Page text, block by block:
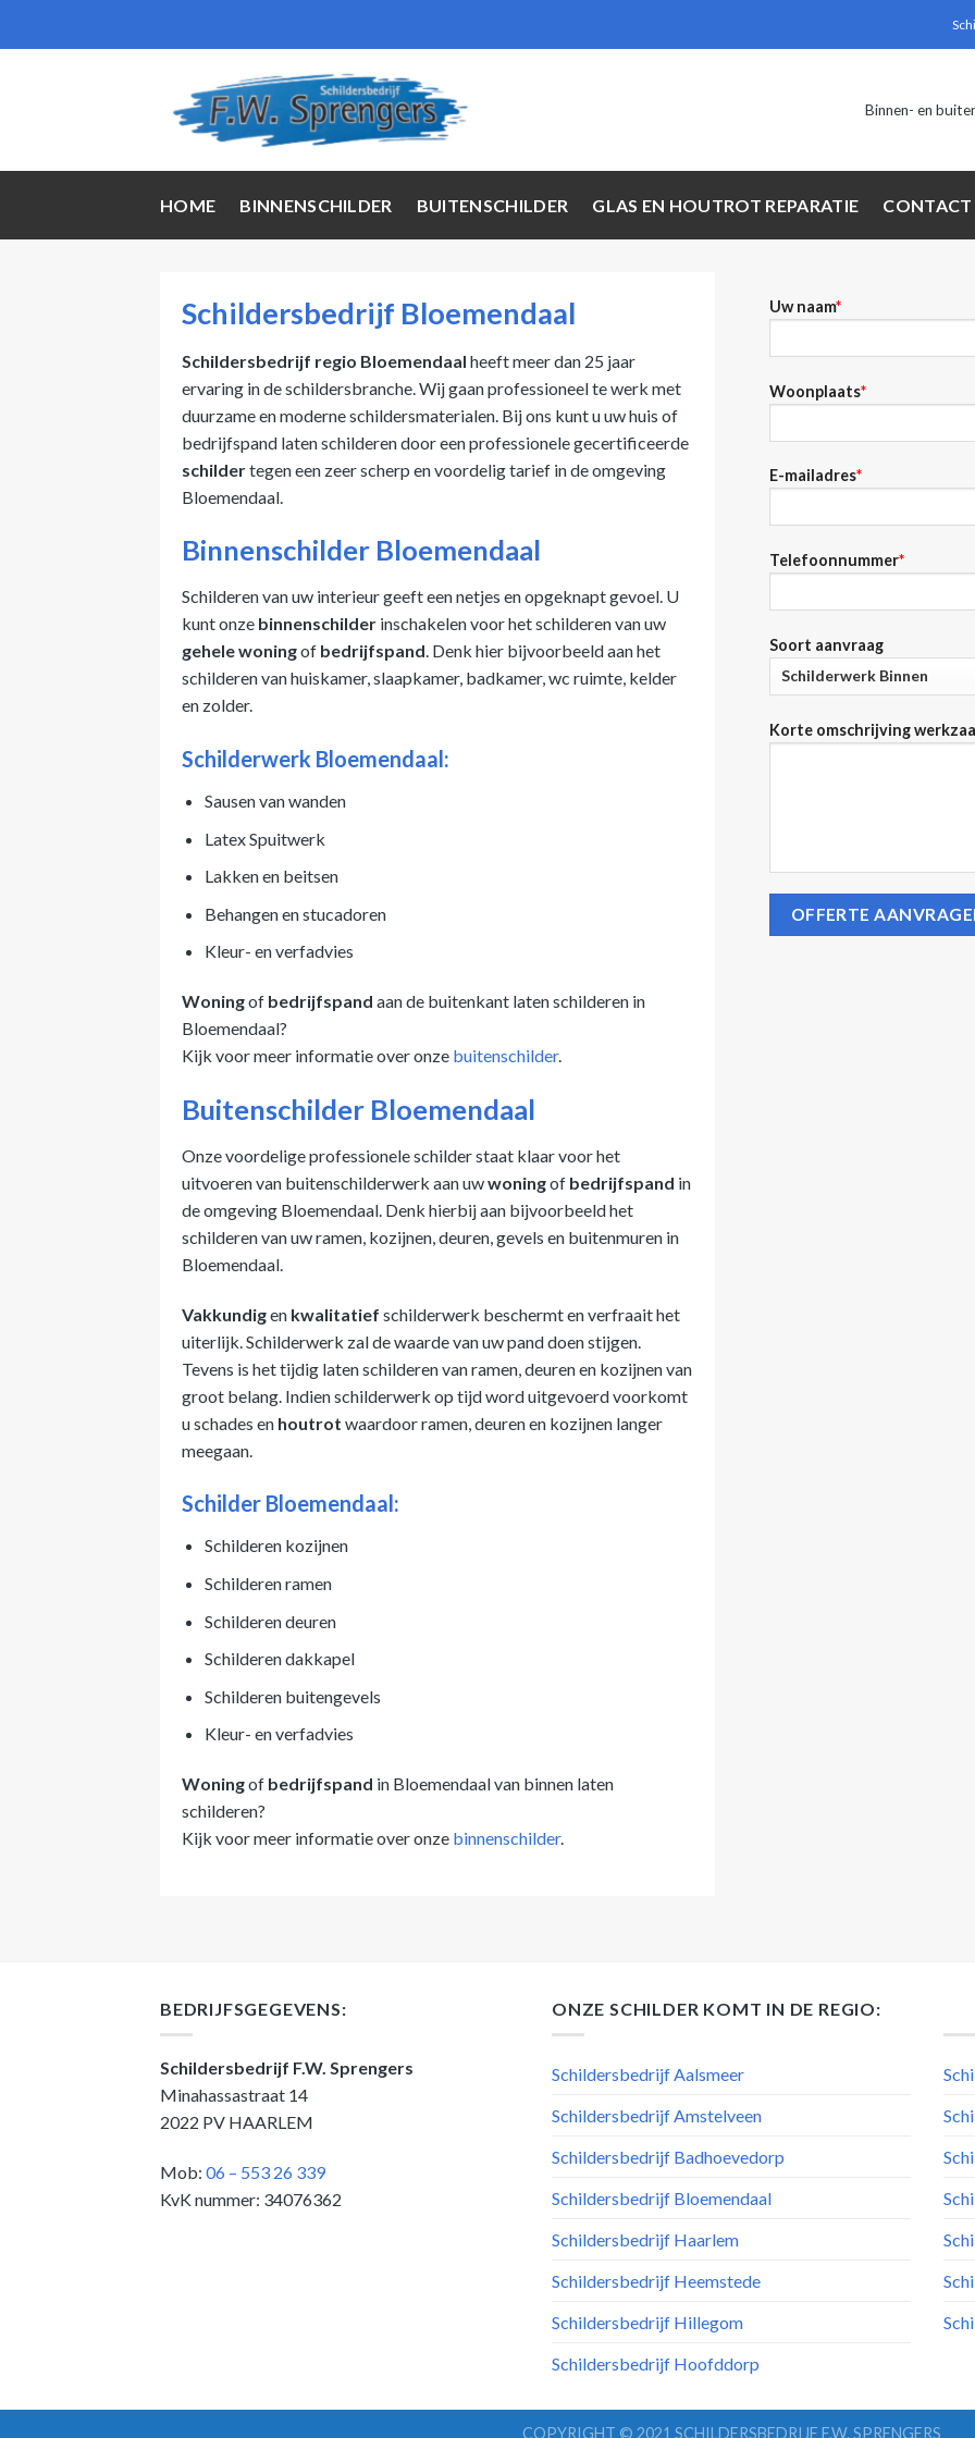
Binnen- en
HOME BINNENSCHILDER BUITENSCHILDER GLAS EN HOUTROT REPARATIE CONTACT
Schildersbedrijf Bloemendaal
Schildersbedrijf regio Bloemendaal heeft meer dan 25 jaar
ervaring in de schildersbranche. Wij gaan professioneel te werk met
duurzame en moderne schildersmaterialen. Bij ons kunt u uw huis of
bedrijfspand laten schilderen door een professionele gecertificeerde
schildertegen een zeer scherp en voordelig tarief in de omgeving
Bloemendaal.
Binnenschilder Bloemendaal
Schilderen van uw interieur geeft een netjes en opgeknapt gevoel. U
kunt onze binnenschilder inschakelen voor het schilderen van uw
gehele woningof bedrijfspand. Denk hier bijvoorbeeld aan het
schilderen van huiskamer, slaapkamer, badkamer, wc ruimte, kelder
en zolder.
Schilderwerk Bloemendaal:
Sausen van wanden
Latex Spuitwerk
Lakken en beitsen
Behangen en stucadoren
Kleur- en verfadvies
Woningof bedrijfspand aan de buitenkant laten schilderen in
Bloemendaal?
Kijk voor meer informatie over onze buitenschilder.
Buitenschilder Bloemendaal
Onze voordelige professionele schilder staat klaar voor het
uitvoeren van buitenschilderwerk aan uwwoningof bedrijfspand in
de omgeving Bloemendaal. Denk hierbij aan bijvoorbeeld het
schilderen van uw ramen, kozijnen, deuren, gevels en buitenmuren in
Bloemendaal.
Vakkundigen kwalitatief schilderwerk beschermt en verfraait het
uiterlijk. Schilderwerk zal de waarde van uw pand doen stijgen.
Tevens is het tijdig laten schilderen van ramen, deuren en kozijnen van
groot belang. Indien schilderwerk op tijd word uitgevoerd voorkomt
u schades en houtrot waardoor ramen, deuren en kozijnen langer
meegaan.
Schilder Bloemendaal:
Schilderen kozijnen
Schilderen ramen
Schilderen deuren
Schilderen dakkapel
Schilderen buitengevels
Kleur- en verfadvies
Woningof bedrijfspand in Bloemendaal van binnen laten
schilderen?
Kijk voor meer informatie over onze binnenschilder.
Uw naam*
Woonplaats*
E-mailadres*
Telefoonnummer*
Soort aanvraag
Korte omschrijving
BEDRIJFSGEGEVENS:
Schildersbedrijf F.W. Sprengers
Minahassastraat 14
2022 PV HAARLEM
Mob: 06 – 553 26 339
KvK nummer: 34076362
ONZE SCHILDER KOMT IN DE REGIO:
Schildersbedrijf Aalsmeer
Schildersbedrijf Amstelveen
Schildersbedrijf Badhoevedorp
Schildersbedrijf Bloemendaal
Schildersbedrijf Haarlem
Schildersbedrijf Heemstede
Schildersbedrijf Hillegom
Schildersbedrijf Hoofddorp
COPYRIGHT © 2021 SCHILDERSBEDRIJF F.W. SPRENGERS